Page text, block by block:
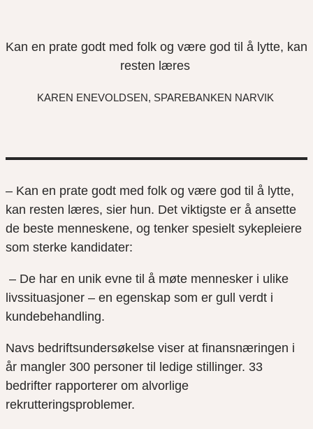
Kan en prate godt med folk og være god til å lytte, kan
resten læres
KAREN ENEVOLDSEN, SPAREBANKEN NARVIK
– Kan en prate godt med folk og være god til å lytte,
kan resten læres, sier hun. Det viktigste er å ansette
de beste menneskene, og tenker spesielt sykepleiere
som sterke kandidater:
– De har en unik evne til å møte mennesker i ulike
livssituasjoner – en egenskap som er gull verdt i
kundebehandling.
Navs bedriftsundersøkelse viser at finansnæringen i
år mangler 300 personer til ledige stillinger. 33
bedrifter rapporterer om alvorlige
rekrutteringsproblemer.